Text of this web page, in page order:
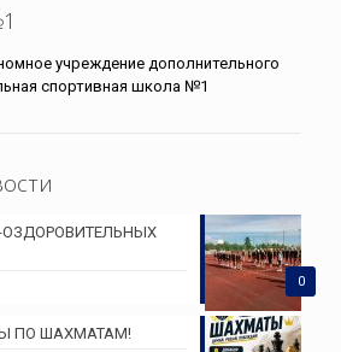
учреждение дополнительного
спортивная школа №1
0
ОЗДОРОВИТЕЛЬНЫХ
ПО ШАХМАТАМ!